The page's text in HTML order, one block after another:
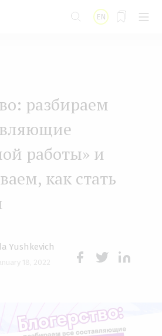
EN
разбираем
работы» и
как стать
Yushkevich
18, 2022
k
n